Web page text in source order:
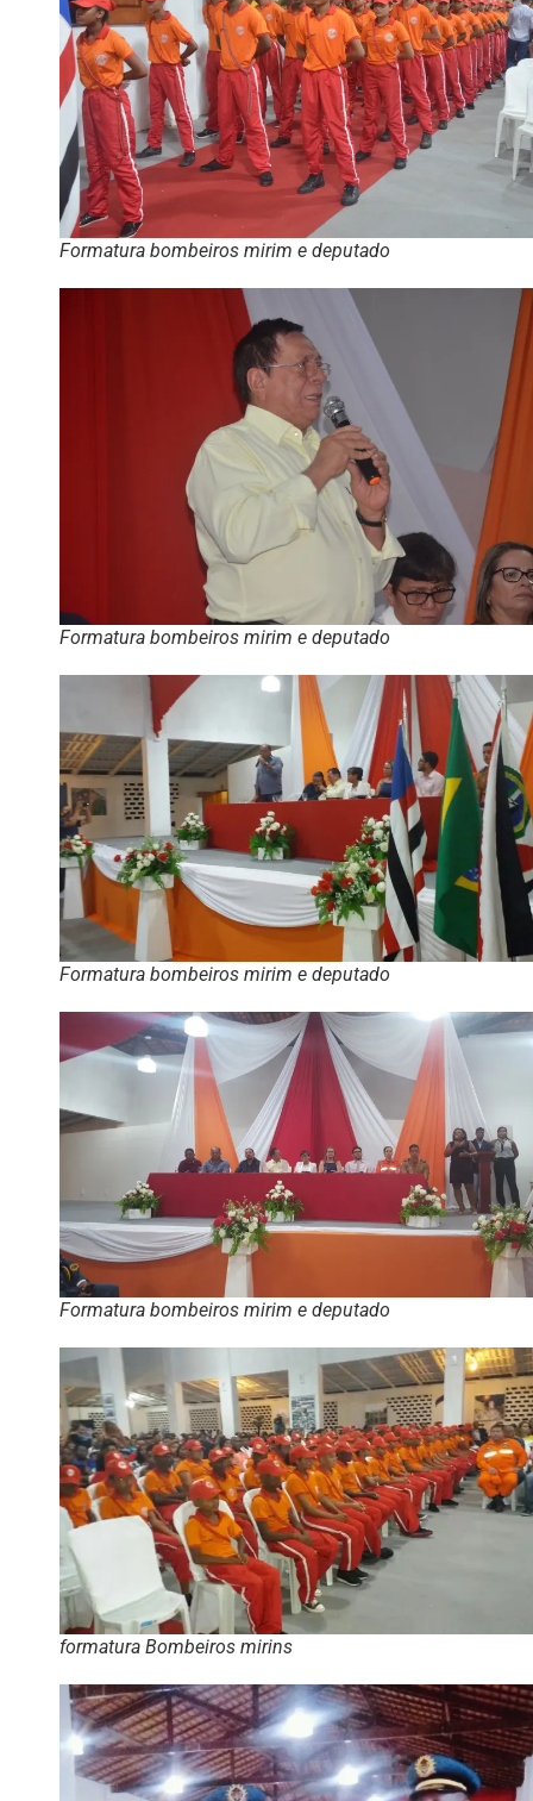
Formatura bombeiros mirim e deputado
Formatura bombeiros mirim e deputado
Formatura bombeiros mirim e deputado
Formatura bombeiros mirim e deputado
formatura Bombeiros mirins